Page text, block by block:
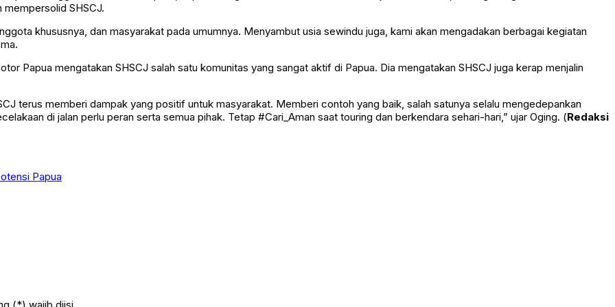
SHSCJ.
khususnya, dan masyarakat pada umumnya. Menyambut usia sewindu juga, kami akan mengadakan berbagai kegiatan
Papua mengatakan SHSCJ salah satu komunitas yang sangat aktif di Papua. Dia mengatakan SHSCJ juga kerap menjalin
terus memberi dampak yang positif untuk masyarakat. Memberi contoh yang baik, salah satunya selalu mengedepankan
di jalan perlu peran serta semua pihak. Tetap #Cari_Aman saat touring dan berkendara sehari-hari,” ujar Oging. (Redaksi
Papua